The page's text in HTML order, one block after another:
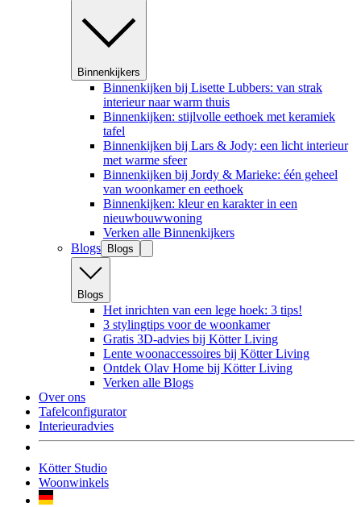
Binnenkijkers
Binnenkijken bij Lisette Lubbers: van strak
interieur naar warm thuis
Binnenkijken: stijlvolle eethoek met keramiek
tafel
Binnenkijken bij Lars & Jody: een licht interieur
met warme sfeer
Binnenkijken bij Jordy & Marieke: één geheel
van woonkamer en eethoek
Binnenkijken: kleur en karakter in een
nieuwbouwwoning
Verken alle Binnenkijkers
Blogs
Blogs
Blogs
Het inrichten van een lege hoek: 3 tips!
3 stylingtips voor de woonkamer
Gratis 3D-advies bij Kötter Living
Lente woonaccessoires bij Kötter Living
Ontdek Olav Home bij Kötter Living
Verken alle Blogs
Over ons
Tafelconfigurator
Interieuradvies
Kötter Studio
Woonwinkels